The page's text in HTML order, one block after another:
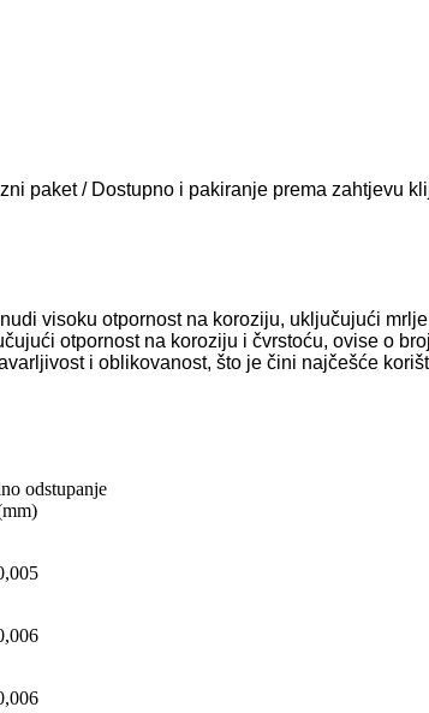
paket / Dostupno i pakiranje prema zahtjevu
visoku otpornost na koroziju, uključujući
otpornost na koroziju i čvrstoću, ovise o
i oblikovanost, što je čini najčešće
odstupanje